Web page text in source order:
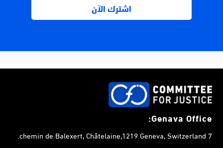
Genava Office:
7 chemin de Balexert, Châtelaine,1219 Geneva, Switzerland.